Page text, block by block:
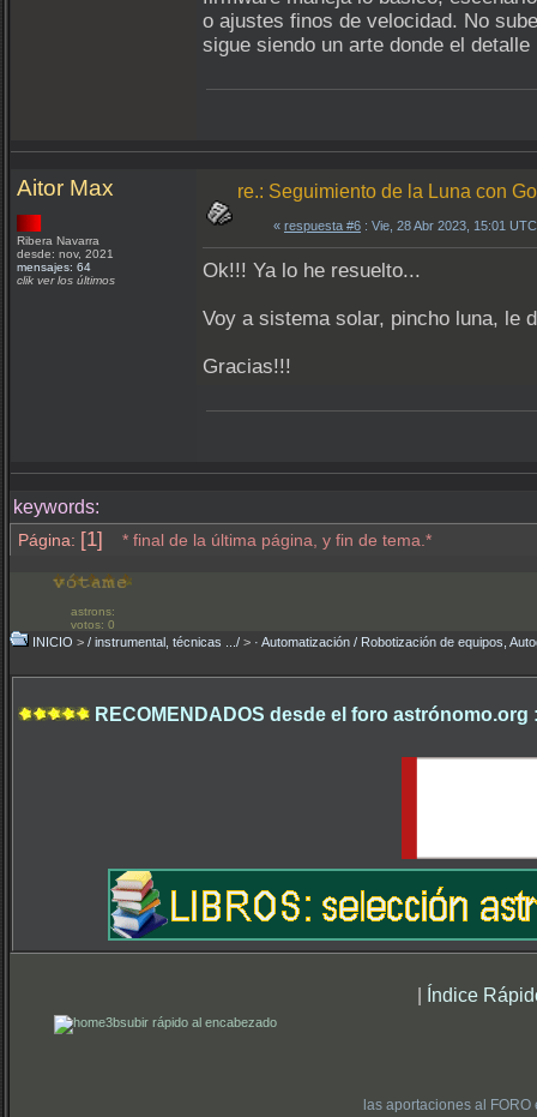
o ajustes finos de velocidad. No
sigue siendo un arte donde el
Aitor Max
Ribera Navarra
desde: nov, 2021
mensajes: 64
clik ver los últimos
re.: Seguimiento de la Luna con
« respuesta #6 : Vie, 28 Abr 2023, 15:01
Ok!!! Ya lo he resuelto...
Voy a sistema solar, pincho luna, le
Gracias!!!
keywords:
Página: [1] * final de la última página, y fin de tema.*
astrons:
votos: 0
INICIO > / instrumental, técnicas .../ > · Automatización / Robotización de equipos,
RECOMENDADOS desde el foro astrónomo.org
| Índice
subir rápido al encabezado
las aportaciones al